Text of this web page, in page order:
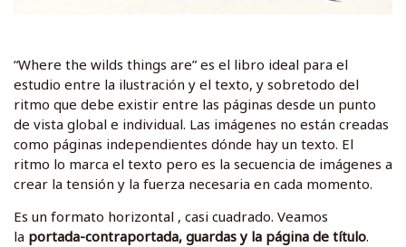
“Where the wilds things are” es el libro ideal para el
estudio entre la ilustración y el texto, y sobretodo del
ritmo que debe existir entre las páginas desde un punto
de vista global e individual. Las imágenes no están creadas
como páginas independientes dónde hay un texto. El
ritmo lo marca el texto pero es la secuencia de imágenes a
crear la tensión y la fuerza necesaria en cada momento.
Es un formato horizontal , casi cuadrado. Veamos
la portada-contraportada, guardas y la página de título.